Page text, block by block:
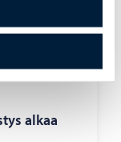
alkaa